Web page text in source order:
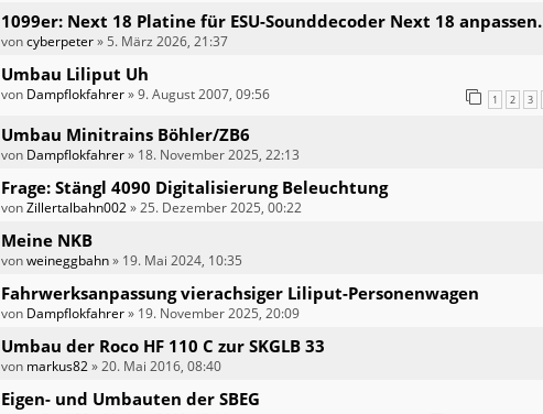
1099er: Next 18 Platine für ESU-Sounddecoder Next 18 anpassen.
voncyberpeter» 5. März 2026, 21:37
Umbau Liliput Uh
von Dampflokfahrer»9. August 2007, 09:56 1 2 3
Umbau Minitrains Böhler/ZB6
von Dampflokfahrer» 18. November 2025, 22:13
Frage: Stängl 4090 Digitalisierung Beleuchtung
vonZillertalbahn002»25. Dezember 2025, 00:22
Meine NKB
vonweineggbahn» 19. Mai 2024, 10:35
Fahrwerksanpassung vierachsiger Liliput-Personenwagen
von Dampflokfahrer» 19. November 2025, 20:09
Umbau der Roco HF 110 C zur SKGLB 33
von markus82»20. Mai 2016, 08:40
Eigen- und Umbauten der SBEG